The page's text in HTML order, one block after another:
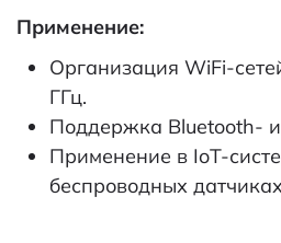
Применение:
Организация WiFi-
ГГц.
Поддержка Bluetooth- и
Применение в IoT-
беспроводных